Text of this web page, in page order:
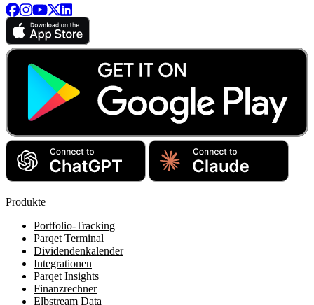
Produkte
Portfolio-Tracking
Parqet Terminal
Dividendenkalender
Integrationen
Parqet Insights
Finanzrechner
Elbstream Data